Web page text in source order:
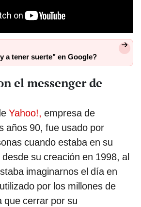
a tener suerte" en Google?
el messenger de
Yahoo!, empresa de
años 90, fue usado por
cuando estaba en su
su creación en 1998, al
imaginarnos el día en
por los millones de
que cerrar por su